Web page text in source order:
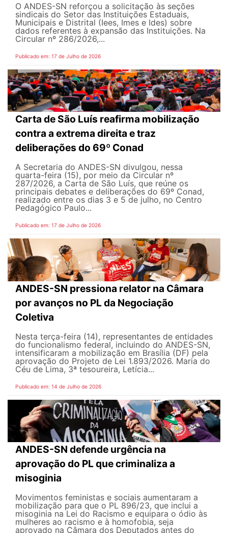
O ANDES-SN reforçou a solicitação às seções
sindicais do Setor das Instituições Estaduais,
Municipais e Distrital (Iees, Imes e Ides) sobre
dados referentes à expansão das Instituições. Na
Circular nº 286/2026,...
Publicado em: 17 de Julho de 2026
Carta de São Luís reafirma mobilização
contra a extrema direita e traz
deliberações do 69º Conad
A Secretaria do ANDES-SN divulgou, nessa
quarta-feira (15), por meio da Circular nº
287/2026, a Carta de São Luís, que reúne os
principais debates e deliberações do 69º Conad,
realizado entre os dias 3 e 5 de julho, no Centro
Pedagógico Paulo...
Publicado em: 17 de Julho de 2026
ANDES-SN pressiona relator na Câmara
por avanços no PL da Negociação
Coletiva
Nesta terça-feira (14), representantes de entidades
do funcionalismo federal, incluindo do ANDES-SN,
intensificaram a mobilização em Brasília (DF) pela
aprovação do Projeto de Lei 1.893/2026. Maria do
Céu de Lima, 3ª tesoureira, Letícia...
Publicado em: 14 de Julho de 2026
ANDES-SN defende urgência na
aprovação do PL que criminaliza a
misoginia
Movimentos feministas e sociais aumentaram a
mobilização para que o PL 896/23, que inclui a
misoginia na Lei do Racismo e equipara o ódio às
mulheres ao racismo e à homofobia, seja
aprovado na Câmara dos Deputados antes do